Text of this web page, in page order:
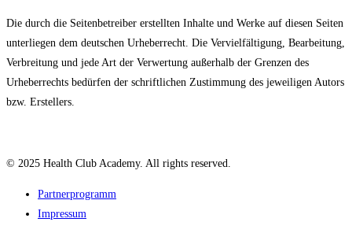
Die durch die Seitenbetreiber erstellten Inhalte und Werke auf diesen Seiten
unterliegen dem deutschen Urheberrecht. Die Vervielfältigung, Bearbeitung,
Verbreitung und jede Art der Verwertung außerhalb der Grenzen des
Urheberrechts bedürfen der schriftlichen Zustimmung des jeweiligen Autors
bzw. Erstellers.
© 2025 Health Club Academy. All rights reserved.
Partnerprogramm
Impressum